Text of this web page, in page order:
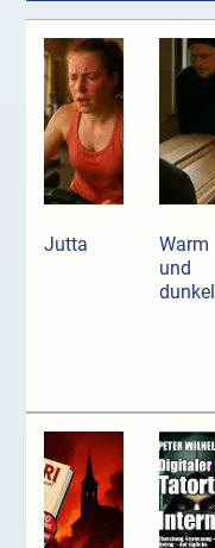
Jutta
Warm
und
dunkel